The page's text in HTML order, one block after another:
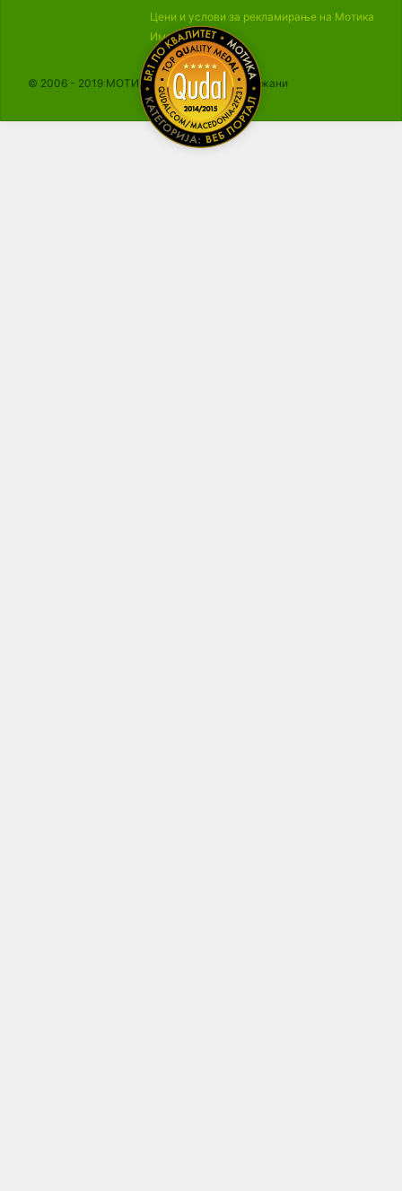
Цени и услови за рекламирање на Мотика
Импресум
© 2006 - 2019 МОТИКА, Сите права се задржани